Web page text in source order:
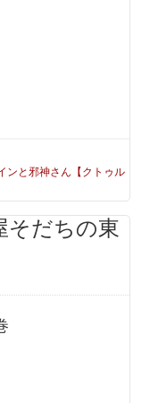
ンと邪神さん【クトゥル
そだちの東